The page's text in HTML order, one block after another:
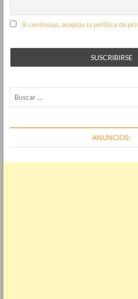
Si continúas, aceptas la política de
ANUNCIOS: